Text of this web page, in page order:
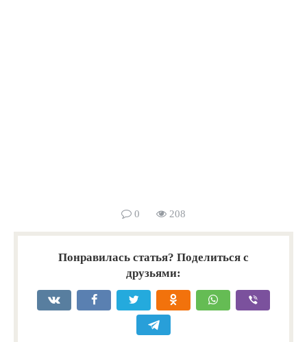
0 208
Понравилась статья? Поделиться с
друзьями: